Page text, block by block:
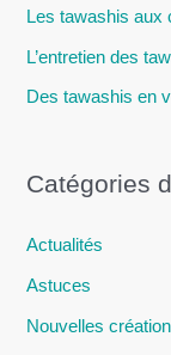
Les tawashis aux
L’entretien des
Des tawashis en
Catégories
Actualités
Astuces
Nouvelles